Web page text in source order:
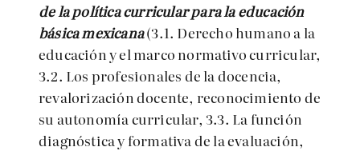
de la política curricular para la educación
básica mexicana(3.1. Derecho humano a la
educación y el marco normativo curricular,
3.2. Los profesionales de la docencia,
revalorización docente, reconocimiento de
su autonomía curricular, 3.3. La función
diagnóstica y formativa de la evaluación,